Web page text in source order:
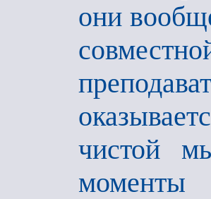
они
чистой